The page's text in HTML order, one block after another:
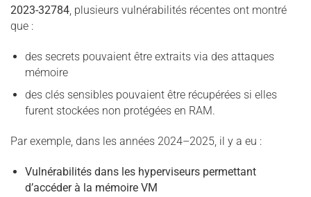
2023-32784, plusieurs vulnérabilités récentes ont montré
que :
des secrets pouvaient être extraits via des attaques
mémoire
des clés sensibles pouvaient être récupérées si elles
furent stockées non protégées en RAM.
Par exemple, dans les années 2024–2025, il y a eu :
Vulnérabilités dans les hyperviseurs permettant
d’accéder à la mémoire VM